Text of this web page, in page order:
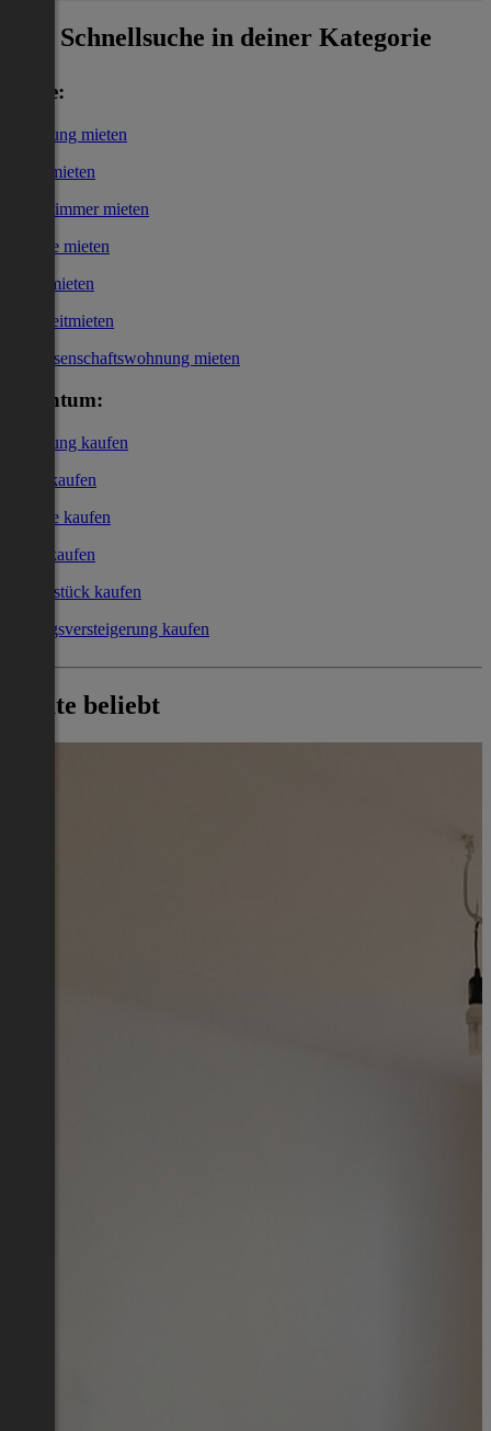
Schnellsuche in deiner Kategorie
Miete:
Wohnung mieten
Haus mieten
WG-Zimmer mieten
Garage mieten
Büro mieten
Kurzzeitmieten
Genossenschaftswohnung mieten
Eigentum:
Wohnung kaufen
Haus kaufen
Garage kaufen
Büro kaufen
Grundstück kaufen
Zwangsversteigerung kaufen
Heute beliebt